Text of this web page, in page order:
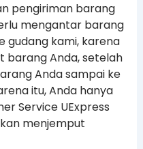
pengiriman barang
mengantar barang
gudang kami, karena
barang Anda, setelah
Anda sampai ke
itu, Anda hanya
Service UExpress
menjemput